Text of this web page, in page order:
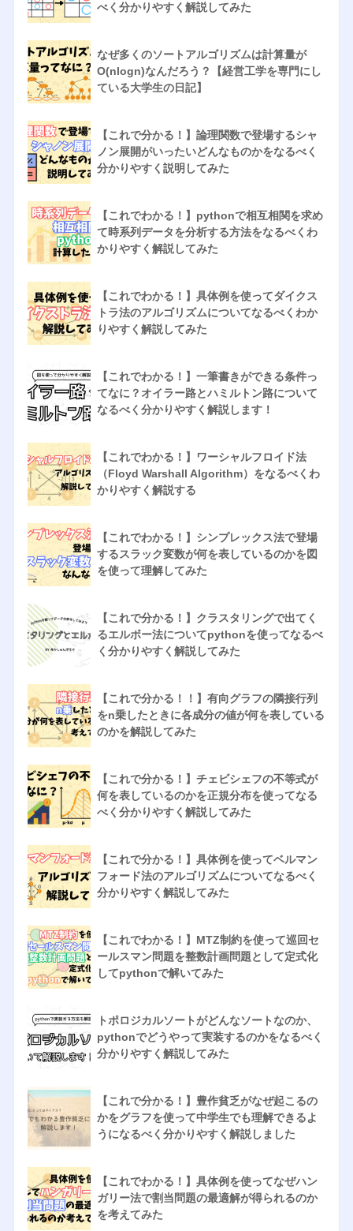
べく分かりやすく解説してみた
なぜ多くのソートアルゴリズムは計算量が
O(nlogn)なんだろう？【経営工学を専門にし
ている大学生の日記】
【これで分かる！】論理関数で登場するシャ
ノン展開がいったいどんなものかをなるべく
分かりやすく説明してみた
【これでわかる！】pythonで相互相関を求め
て時系列データを分析する方法をなるべくわ
かりやすく解説してみた
【これでわかる！】具体例を使ってダイクス
トラ法のアルゴリズムについてなるべくわか
りやすく解説してみた
【これでわかる！】一筆書きができる条件っ
てなに？オイラー路とハミルトン路について
なるべく分かりやすく解説します！
【これでわかる！】ワーシャルフロイド法
（Floyd Warshall Algorithm）をなるべくわ
かりやすく解説する
【これでわかる！】シンプレックス法で登場
するスラック変数が何を表しているのかを図
を使って理解してみた
【これで分かる！】クラスタリングで出てく
るエルボー法についてpythonを使ってなるべ
く分かりやすく解説してみた
【これで分かる！！】有向グラフの隣接行列
をn乗したときに各成分の値が何を表している
のかを解説してみた
【これで分かる！】チェビシェフの不等式が
何を表しているのかを正規分布を使ってなる
べく分かりやすく解説してみた
【これで分かる！】具体例を使ってベルマン
フォード法のアルゴリズムについてなるべく
分かりやすく解説してみた
【これでわかる！】MTZ制約を使って巡回セ
ールスマン問題を整数計画問題として定式化
してpythonで解いてみた
トポロジカルソートがどんなソートなのか、
pythonでどうやって実装するのかをなるべく
分かりやすく解説してみた
【これで分かる！】豊作貧乏がなぜ起こるの
かをグラフを使って中学生でも理解できるよ
うになるべく分かりやすく解説しました
【これでわかる！】具体例を使ってなぜハン
ガリー法で割当問題の最適解が得られるのか
を考えてみた